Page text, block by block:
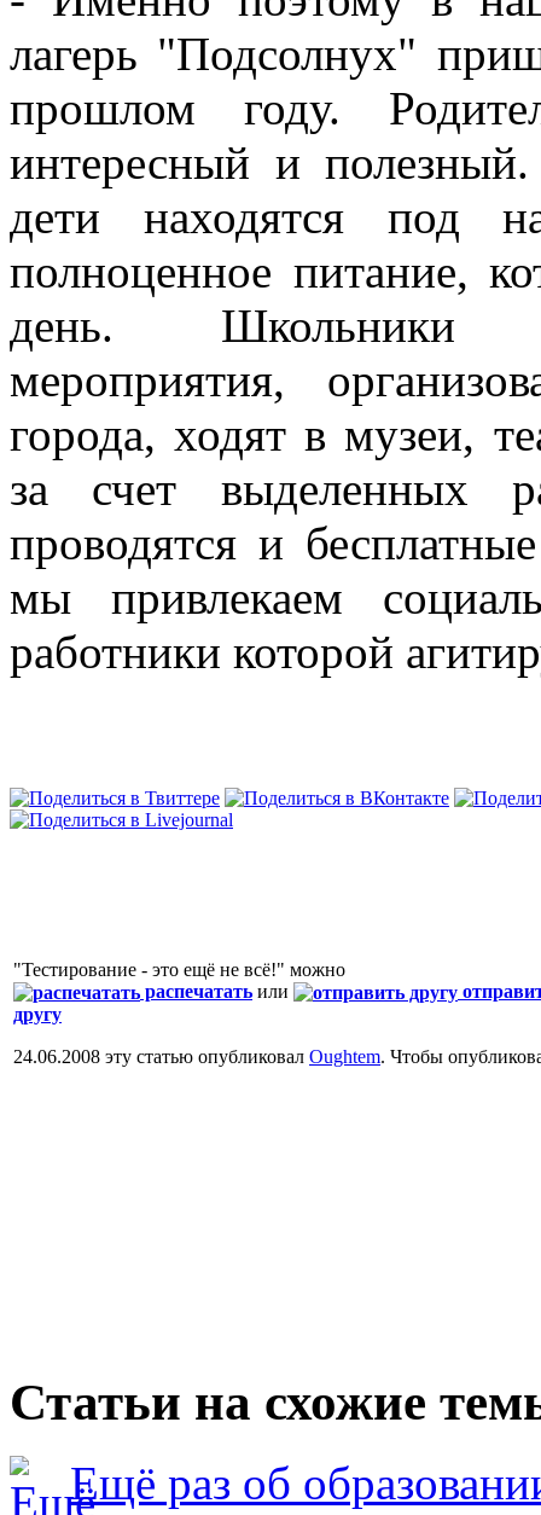
лагерь "Подсолнух"
прошлом году.
интересный и
дети находятся под
полноценное питание,
день. Школьники
мероприятия,
города, ходят в музеи,
за счет выделенных
проводятся и
мы привлекаем
работники которой
"Тестирование - это ещё не всё!" можно
распечатать или
другу
24.06.2008 эту статью опубликовал Oughtem. Чтобы
Статьи на схожие
Ещё раз об